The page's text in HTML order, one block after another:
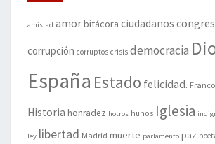
amistad amorbitácora ciudadanos
corrupción corruptos crisis democracia
España Estado felicidad. Franco
Historia honradez hotros hunos Iglesia
ley libertad Madrid muerte parlamento paz